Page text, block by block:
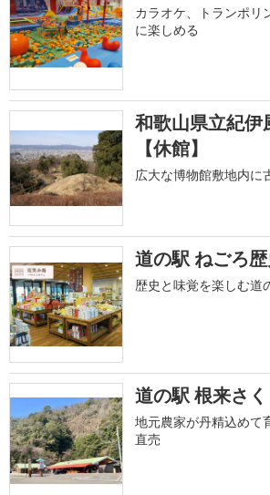
カラオケ、トランポリ
に楽しめる
和歌山県立紀伊
【休館】
広大な博物館敷地内に
道の駅 ねごろ
歴史と味覚を楽しむ道
道の駅 根来さ
地元農家が丹精込めて
直売